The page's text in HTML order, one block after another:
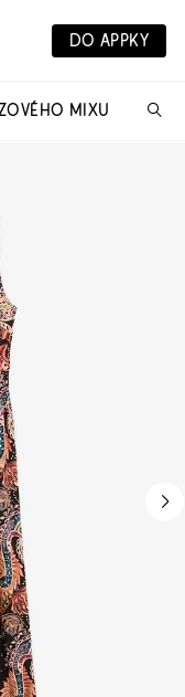
DO APPKY
MIXU